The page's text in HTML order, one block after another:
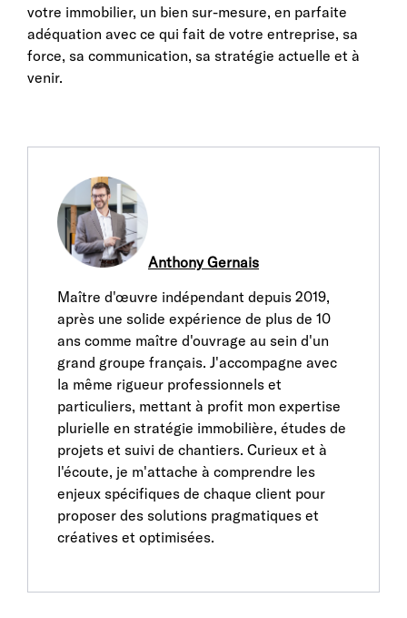
votre immobilier, un bien sur-mesure, en parfaite
adéquation avec ce qui fait de votre entreprise, sa
force, sa communication, sa stratégie actuelle et à
venir.
Anthony Gernais
Maître d'œuvre indépendant depuis 2019,
après une solide expérience de plus de 10
ans comme maître d'ouvrage au sein d'un
grand groupe français. J'accompagne avec
la même rigueur professionnels et
particuliers, mettant à profit mon expertise
plurielle en stratégie immobilière, études de
projets et suivi de chantiers. Curieux et à
l'écoute, je m'attache à comprendre les
enjeux spécifiques de chaque client pour
proposer des solutions pragmatiques et
créatives et optimisées.